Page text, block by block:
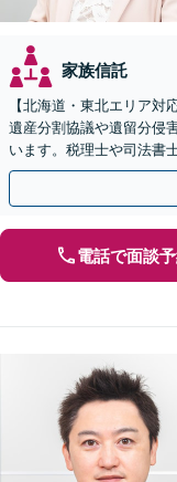
家族信託
【北海道・東北エリア対
遺産分割協議や遺留分侵
います。税理士や司法書
解決が可能です。ぜひご
電話で面談